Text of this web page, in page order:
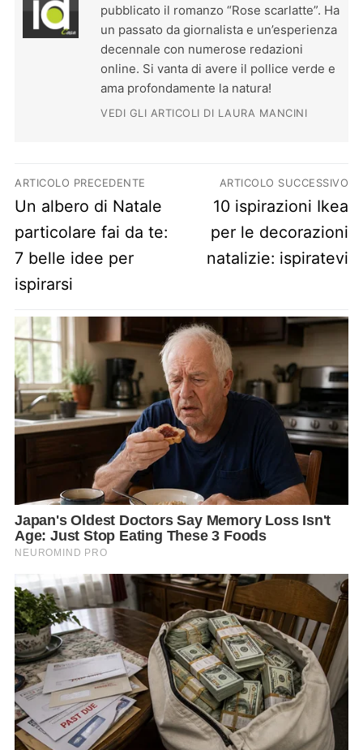
pubblicato il romanzo “Rose scarlatte”. Ha
un passato da giornalista e un’esperienza
decennale con numerose redazioni
online. Si vanta di avere il pollice verde e
ama profondamente la natura!
VEDI GLI ARTICOLI DI LAURA MANCINI
Navigazione articoli
ARTICOLO PRECEDENTE
Previous post:
Un albero di Natale
particolare fai da te:
7 belle idee per
ispirarsi
ARTICOLO SUCCESSIVO
Next post:
10 ispirazioni Ikea
per le decorazioni
natalizie: ispiratevi